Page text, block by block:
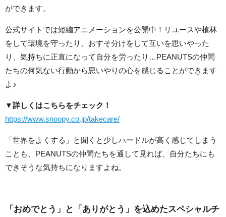
ができます。
公式サイトでは短編アニメーションを公開中！リユースや植林
をして環境を守ったり、おすそ分けをして互いを思いやった
り、気持ちに正直になって自分を労ったり…PEANUTSの仲間
たちの何気ない行動から思いやりの心を感じることができます
よ♪
▼詳しくはこちらをチェック！
https://www.snoopy.co.jp/takecare/
「世界をよくする」と聞くと少しハードルが高く感じてしまう
ことも、PEANUTSの仲間たちを通して見れば、自分たちにも
できそうな気持ちになりますよね。
「おめでとう」と「ありがとう」を込めたスペシャルチ